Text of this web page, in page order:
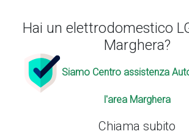
Hai un elettrodomestico
Marghera?
Siamo Centro assistenza
l'area Marghera
Chiama subito